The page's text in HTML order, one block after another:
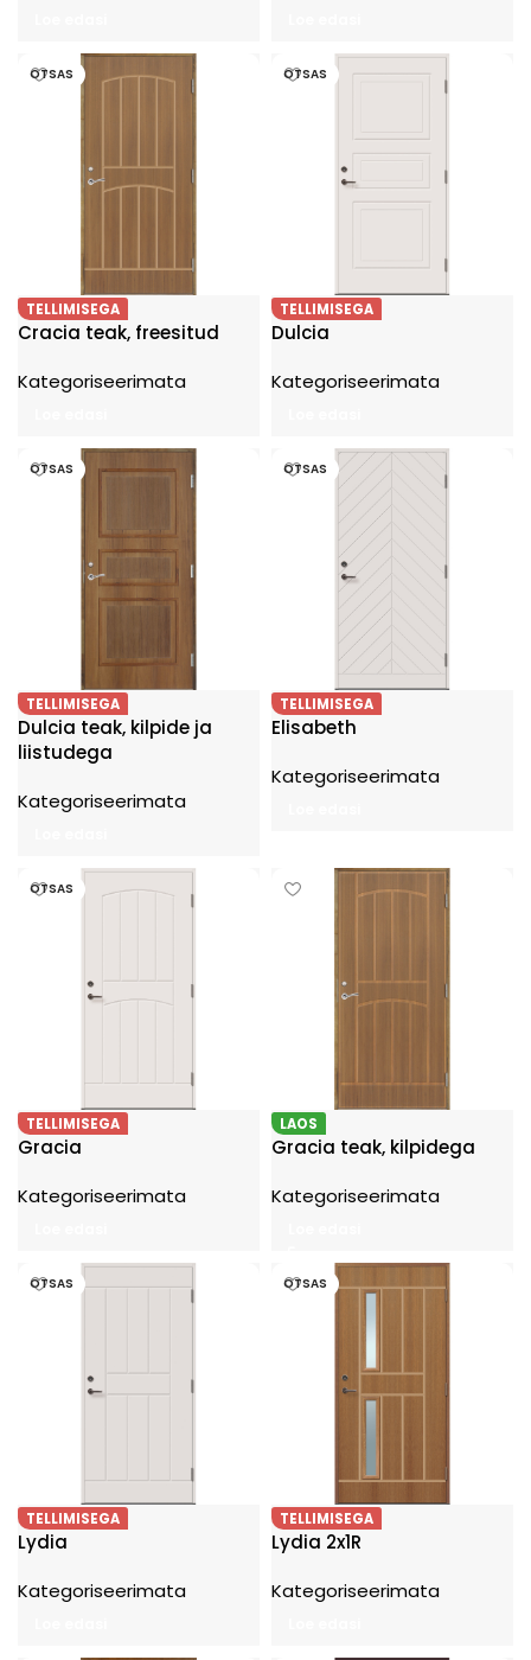
OTSAS
TELLIMISEGA
Cracia teak, freesitud
Kategoriseerimata
OTSAS
TELLIMISEGA
Dulcia
Kategoriseerimata
OTSAS
TELLIMISEGA
Dulcia teak, kilpide ja
liistudega
Kategoriseerimata
OTSAS
TELLIMISEGA
Elisabeth
Kategoriseerimata
OTSAS
TELLIMISEGA
Gracia
Kategoriseerimata
LAOS
Gracia teak, kilpidega
Kategoriseerimata
OTSAS
TELLIMISEGA
Lydia
Kategoriseerimata
OTSAS
TELLIMISEGA
Lydia 2x1R
Kategoriseerimata